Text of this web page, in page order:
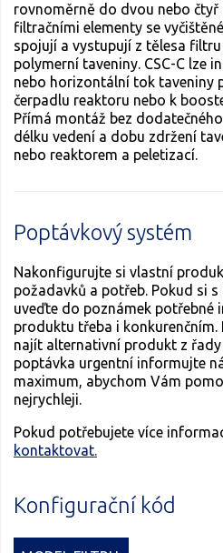
rovnoměrně do dvou nebo čtyř
filtračními elementy se
spojují a vystupují z tělesa
polymerní taveniny. CSC-C lze
nebo horizontální tok taveniny
čerpadlu reaktoru nebo k
Přímá montáž bez
délku vedení a dobu zdržení
nebo reaktorem a peletizací.
Poptávkový systém
Nakonfigurujte si vlastní
požadavků a potřeb. Pokud si
uveďte do poznámek potřebné
produktu třeba i konkurenčním.
najít alternativní produkt z řady
poptávka urgentní informujte
maximum, abychom Vám
nejrychleji.
Pokud potřebujete více
kontaktovat.
Konfigurační kód